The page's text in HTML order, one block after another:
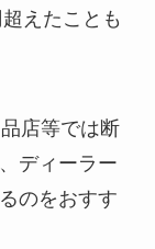
えたことも
店等では断
ディーラー
のをおすす